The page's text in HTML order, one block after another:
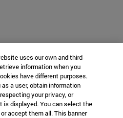
uses our own and third-
information when you
have different purposes.
a user, obtain information
your privacy, or
is displayed. You can select the
accept them all. This banner